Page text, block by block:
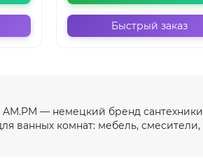
Быстрый заказ
AM.PM — немецкий бренд сантехники
ванных комнат: мебель, смесители,